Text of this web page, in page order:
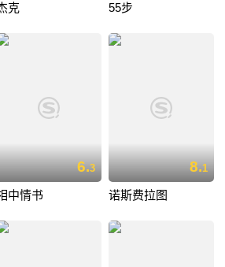
克 55步
6.3
中情书
8.1
诺斯费拉图